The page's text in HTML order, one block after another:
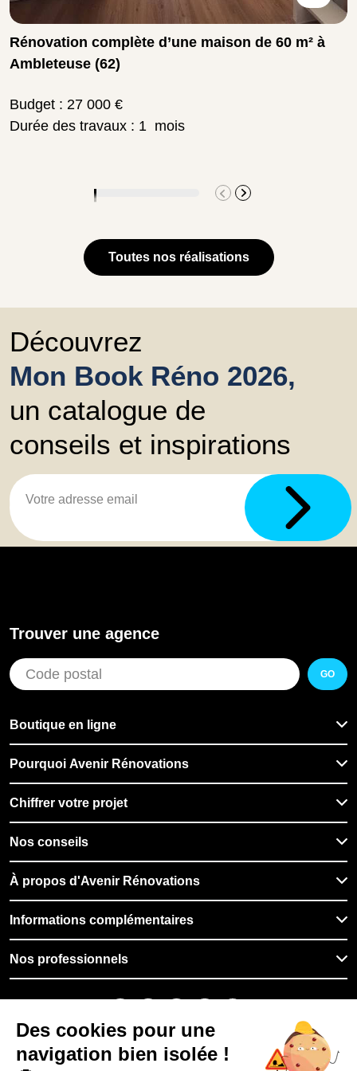
Rénovation complète d’une maison de 60 m² à
Ambleteuse (62)
Budget : 27 000 €
Durée des travaux : 1 mois
Toutes nos réalisations
Découvrez
Mon Book Réno 2026,
un catalogue de
conseils et inspirations
Trouver une agence
GO
Boutique en ligne
Pourquoi Avenir Rénovations
Chiffrer votre projet
Nos conseils
À propos d'Avenir Rénovations
Informations complémentaires
Nos professionnels